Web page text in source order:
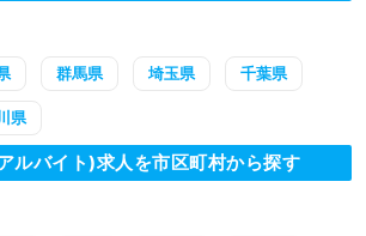
群馬県 埼玉県 千葉県
県
ルバイト)求人を市区町村から探す